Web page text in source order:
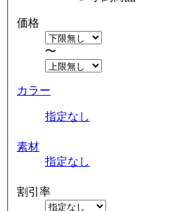
価格
〜
カラー
指定なし
素材
指定なし
割引率